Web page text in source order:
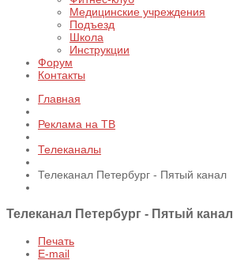
Медицинские учреждения
Подъезд
Школа
Инструкции
Форум
Контакты
Главная
Реклама на ТВ
Телеканалы
Телеканал Петербург - Пятый канал
Телеканал Петербург - Пятый канал
Печать
E-mail